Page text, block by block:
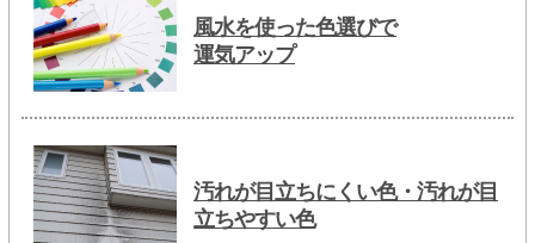
風水を使った色選びで
運気アップ
汚れが目立ちにくい色・汚れが目
立ちやすい色